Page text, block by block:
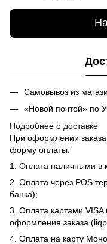
Самовывоз из
«Новой почтой» по
Подробнее о доставке
При оформлении
форму оплаты:
1. Оплата наличными в
2. Оплата через POS
банка);
3. Оплата картами VISA
оформления заказа
4. Оплата на карту